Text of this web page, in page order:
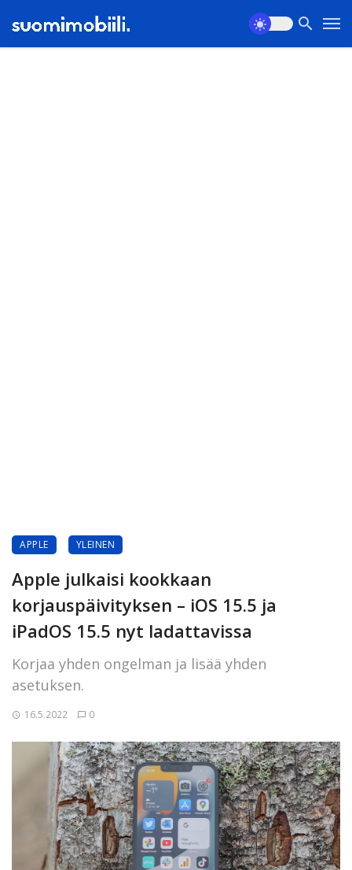
APPLE YLEINEN
Apple julkaisi kookkaan
korjauspäivityksen – iOS 15.5 ja
iPadOS 15.5 nyt ladattavissa
Korjaa yhden ongelman ja lisää yhden
asetuksen.
16.5.2022 0